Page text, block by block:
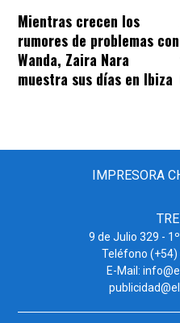
Mientras crecen los
rumores de problemas con
Wanda, Zaira Nara
muestra sus días en Ibiza
IMPRESORA
9 de Julio 329 -
Teléfono
E-Mail: